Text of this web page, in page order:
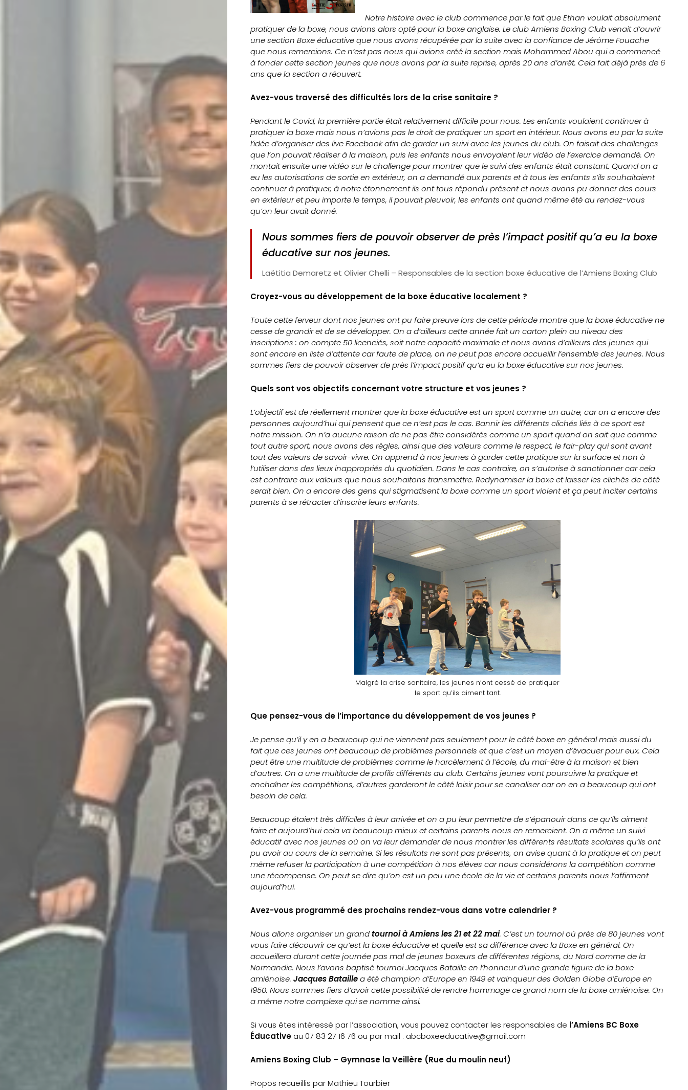
Accueil
Gazette
Sports
Actus
Le
Gazette
Sports
Éducation
aux
médias
Search
Notre histoire avec le club commence par le fait que Ethan voulait absolument
pratiquer de la boxe, nous avions alors opté pour la boxe anglaise. Le club Amiens Boxing Club venait d’ouvrir
une section Boxe éducative que nous avons récupérée par la suite avec la confiance de Jérôme Fouache
que nous remercions. Ce n’est pas nous qui avions créé la section mais Mohammed Abou qui a commencé
à fonder cette section jeunes que nous avons par la suite reprise, après 20 ans d’arrêt. Cela fait déjà près de 6
ans que la section a réouvert.
Avez-vous traversé des difficultés lors de la crise sanitaire ?
Pendant le Covid, la première partie était relativement difficile pour nous. Les enfants voulaient continuer à
pratiquer la boxe mais nous n’avions pas le droit de pratiquer un sport en intérieur. Nous avons eu par la suite
l’idée d’organiser des live Facebook afin de garder un suivi avec les jeunes du club. On faisait des challenges
que l’on pouvait réaliser à la maison, puis les enfants nous envoyaient leur vidéo de l’exercice demandé. On
montait ensuite une vidéo sur le challenge pour montrer que le suivi des enfants était constant. Quand on a
eu les autorisations de sortie en extérieur, on a demandé aux parents et à tous les enfants s’ils souhaitaient
continuer à pratiquer, à notre étonnement ils ont tous répondu présent et nous avons pu donner des cours
en extérieur et peu importe le temps, il pouvait pleuvoir, les enfants ont quand même été au rendez-vous
qu’on leur avait donné.
Nous sommes fiers de pouvoir observer de près l’impact positif qu’a eu la boxe
éducative sur nos jeunes.
Laëtitia Demaretz et Olivier Chelli – Responsables de la section boxe éducative de l’Amiens Boxing Club
Croyez-vous au développement de la boxe éducative localement ?
Toute cette ferveur dont nos jeunes ont pu faire preuve lors de cette période montre que la boxe éducative ne
cesse de grandir et de se développer. On a d’ailleurs cette année fait un carton plein au niveau des
inscriptions : on compte 50 licenciés, soit notre capacité maximale et nous avons d’ailleurs des jeunes qui
sont encore en liste d’attente car faute de place, on ne peut pas encore accueillir l’ensemble des jeunes. Nous
sommes fiers de pouvoir observer de près l’impact positif qu’a eu la boxe éducative sur nos jeunes.
Quels sont vos objectifs concernant votre structure et vos jeunes ?
L’objectif est de réellement montrer que la boxe éducative est un sport comme un autre, car on a encore des
personnes aujourd’hui qui pensent que ce n’est pas le cas. Bannir les différents clichés liés à ce sport est
notre mission. On n’a aucune raison de ne pas être considérés comme un sport quand on sait que comme
tout autre sport, nous avons des règles, ainsi que des valeurs comme le respect, le fair-play qui sont avant
tout des valeurs de savoir-vivre. On apprend à nos jeunes à garder cette pratique sur la surface et non à
l’utiliser dans des lieux inappropriés du quotidien. Dans le cas contraire, on s’autorise à sanctionner car cela
est contraire aux valeurs que nous souhaitons transmettre. Redynamiser la boxe et laisser les clichés de côté
serait bien. On a encore des gens qui stigmatisent la boxe comme un sport violent et ça peut inciter certains
parents à se rétracter d’inscrire leurs enfants.
Malgré la crise sanitaire, les jeunes n’ont cessé de pratiquer
le sport qu’ils aiment tant.
Que pensez-vous de l’importance du développement de vos jeunes ?
Je pense qu’il y en a beaucoup qui ne viennent pas seulement pour le côté boxe en général mais aussi du
fait que ces jeunes ont beaucoup de problèmes personnels et que c’est un moyen d’évacuer pour eux. Cela
peut être une multitude de problèmes comme le harcèlement à l’école, du mal-être à la maison et bien
d’autres. On a une multitude de profils différents au club. Certains jeunes vont poursuivre la pratique et
enchaîner les compétitions, d’autres garderont le côté loisir pour se canaliser car on en a beaucoup qui ont
besoin de cela.
Beaucoup étaient très difficiles à leur arrivée et on a pu leur permettre de s’épanouir dans ce qu’ils aiment
faire et aujourd’hui cela va beaucoup mieux et certains parents nous en remercient. On a même un suivi
éducatif avec nos jeunes où on va leur demander de nous montrer les différents résultats scolaires qu’ils ont
pu avoir au cours de la semaine. Si les résultats ne sont pas présents, on avise quant à la pratique et on peut
même refuser la participation à une compétition à nos élèves car nous considérons la compétition comme
une récompense. On peut se dire qu’on est un peu une école de la vie et certains parents nous l’affirment
aujourd’hui.
Avez-vous programmé des prochains rendez-vous dans votre calendrier ?
Nous allons organiser un grandtournoi à Amiens les 21 et 22 mai. C’est un tournoi où près de 80 jeunes vont
vous faire découvrir ce qu’est la boxe éducative et quelle est sa différence avec la Boxe en général. On
accueillera durant cette journée pas mal de jeunes boxeurs de différentes régions, du Nord comme de la
Normandie. Nous l’avons baptisé tournoi Jacques Bataille en l’honneur d’une grande figure de la boxe
amiénoise. Jacques Bataillea été champion d’Europe en 1949 et vainqueur des Golden Globe d’Europe en
1950. Nous sommes fiers d’avoir cette possibilité de rendre hommage ce grand nom de la boxe amiénoise. On
a même notre complexe qui se nomme ainsi.
Si vous êtes intéressé par l’association, vous pouvez contacter les responsables de l’Amiens BC Boxe
Éducativeau 07 83 27 16 76 ou par mail : abcboxeeducative@gmail.com
Amiens Boxing Club – Gymnase la Veillère (Rue du moulin neuf)
Propos recueillis par Mathieu Tourbier